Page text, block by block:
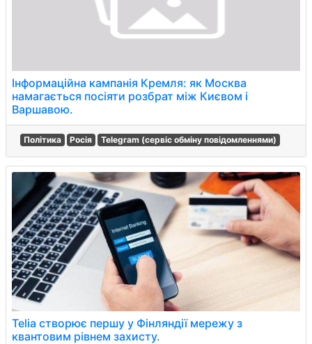
Інформаційна кампанія Кремля: як Москва
намагається посіяти розбрат між Києвом і
Варшавою.
Політика Росія Telegram (сервіс обміну повідомленнями)
Telia створює першу у Фінляндії мережу з
квантовим рівнем захисту.